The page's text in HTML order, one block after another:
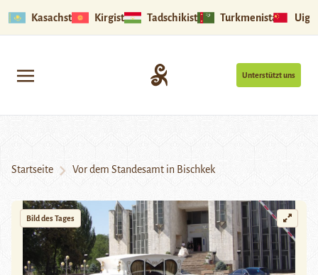
Kasachstan Kirgistan Tadschikistan Turkmenistan
Unterstützt uns
Startseite Vor dem Standesamt in Bischkek
Bild des Tages